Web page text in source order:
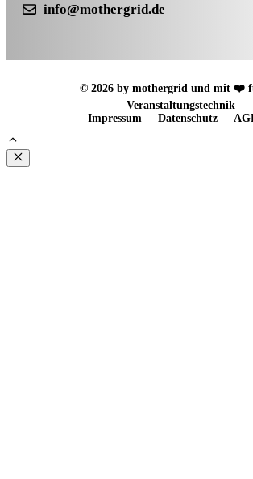
info@mothergrid.de
© 2026 by mothergrid und mit ❤️
Veranstaltungstechnik
Impressum
Datenschutz
Schließen